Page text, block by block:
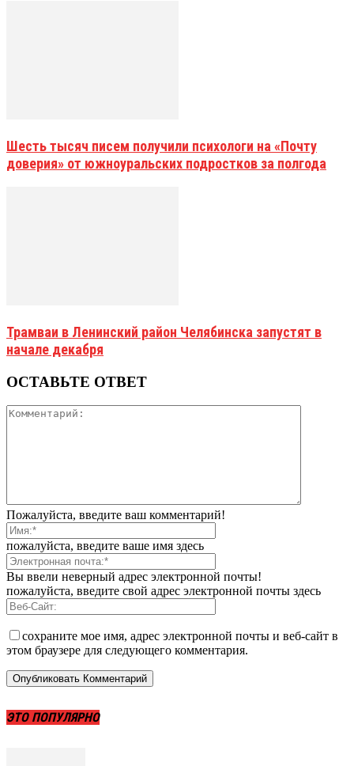
Шесть тысяч писем получили психологи на «Почту
доверия» от южноуральских подростков за полгода
Трамваи в Ленинский район Челябинска запустят в
начале декабря
ОСТАВЬТЕ ОТВЕТ
Пожалуйста, введите ваш комментарий!
пожалуйста, введите ваше имя здесь
Вы ввели неверный адрес электронной почты!
пожалуйста, введите свой адрес электронной почты здесь
сохраните мое имя, адрес электронной почты и веб-сайт в
этом браузере для следующего комментария.
ЭТО ПОПУЛЯРНО